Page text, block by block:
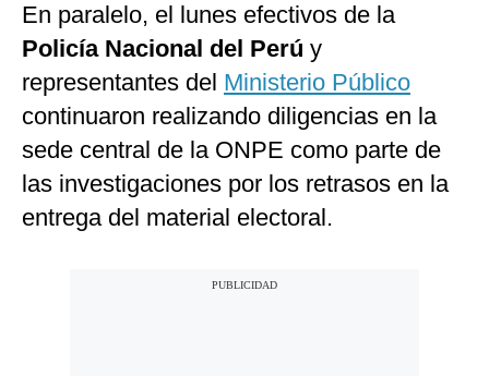
En paralelo, el lunes efectivos de la
Policía Nacional del Perú y
representantes del Ministerio Público
continuaron realizando diligencias en la
sede central de la ONPE como parte de
las investigaciones por los retrasos en la
entrega del material electoral.